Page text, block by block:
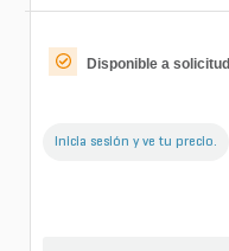
Disponible a solicitud
Inicia sesión y ve tu precio.